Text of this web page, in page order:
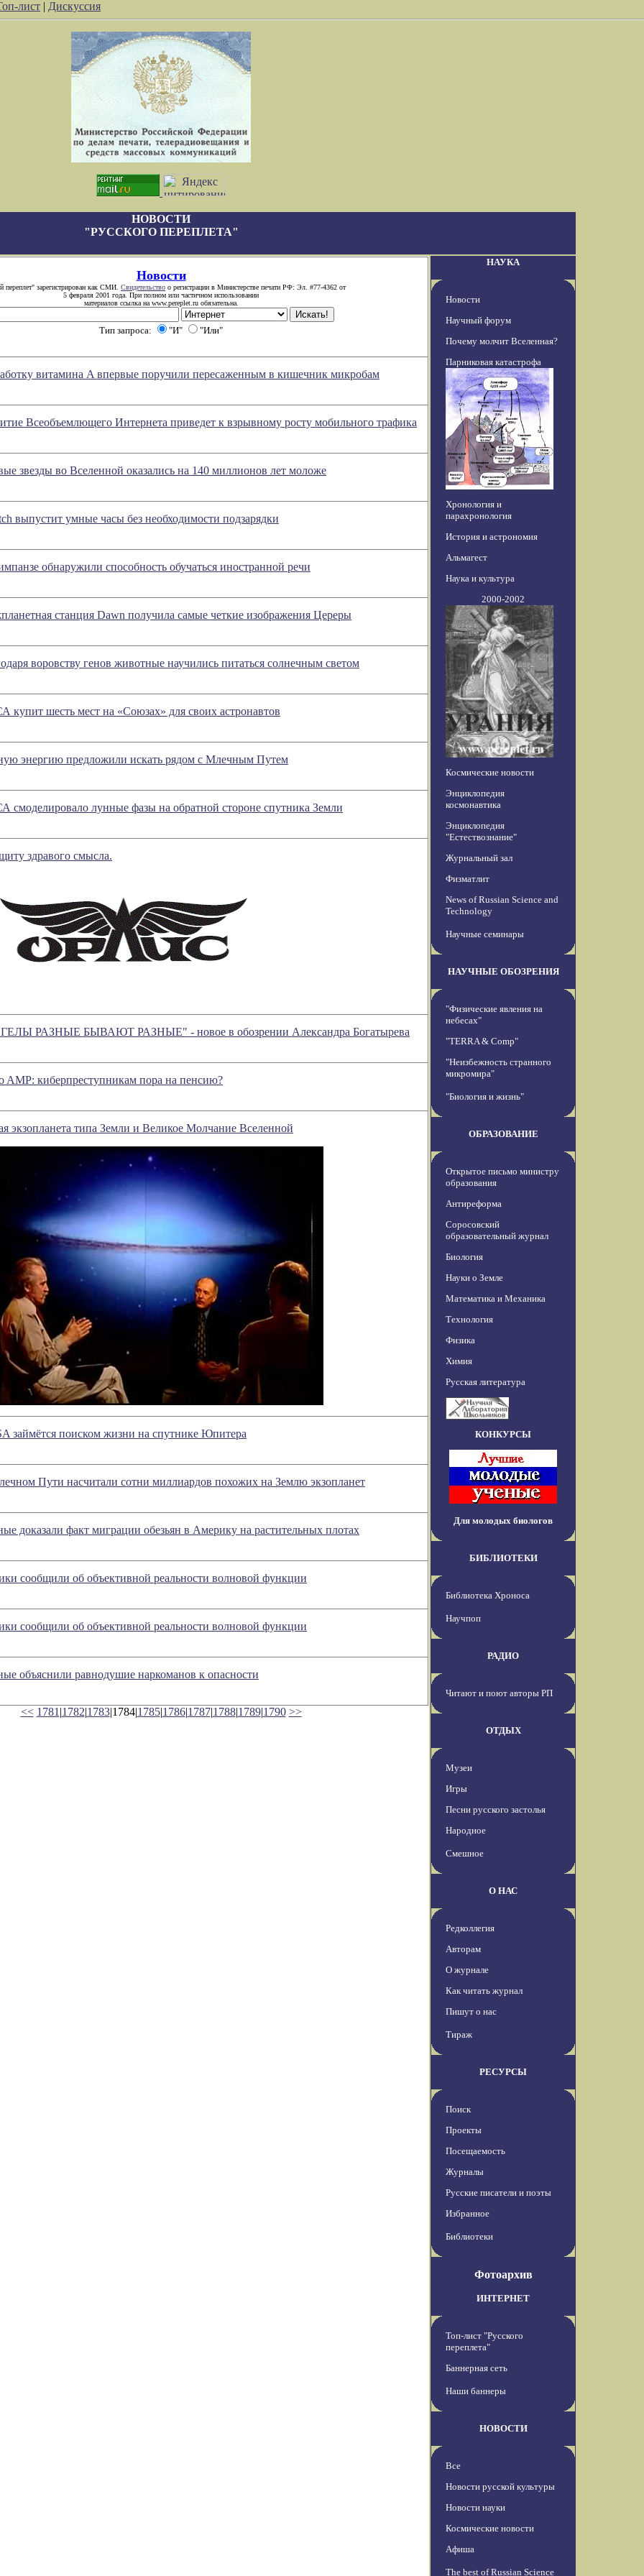
лист | Дискуссия
НОВОСТИ
"РУССКОГО ПЕРЕПЛЕТА"
Новости
переплет" зарегистрирован как СМИ. Свидетельство о регистрации в Министерстве печати РФ: Эл. #77-4362 от
5 февраля 2001 года. При полном или частичном использовании
материалов ссылка на www.pereplet.ru обязательна.
Тип запроса: "И" "Или"
витамина A впервые поручили пересаженным в кишечник микробам
Всеобъемлющего Интернета приведет к взрывному росту мобильного трафика
звезды во Вселенной оказались на 140 миллионов лет моложе
выпустит умные часы без необходимости подзарядки
обнаружили способность обучаться иностранной речи
станция Dawn получила самые четкие изображения Цереры
воровству генов животные научились питаться солнечным светом
купит шесть мест на «Союзах» для своих астронавтов
энергию предложили искать рядом с Млечным Путем
смоделировало лунные фазы на обратной стороне спутника Земли
здравого смысла.
РАЗНЫЕ БЫВАЮТ РАЗНЫЕ" - новое в обозрении Александра Богатырева
AMP: киберпреступникам пора на пенсию?
экзопланета типа Земли и Великое Молчание Вселенной
займётся поиском жизни на спутнике Юпитера
Пути насчитали сотни миллиардов похожих на Землю экзопланет
доказали факт миграции обезьян в Америку на растительных плотах
сообщили об объективной реальности волновой функции
сообщили об объективной реальности волновой функции
объяснили равнодушие наркоманов к опасности
<< 1781 |1782|1783|1784|1785|1786|1787|1788|1789|1790 >>
НАУКА
Новости
Научный форум
Почему молчит Вселенная?
Парниковая катастрофа
Хронология и
парахронология
История и астрономия
Альмагест
Наука и культура
2000-2002
Космические новости
Энциклопедия
космонавтика
Энциклопедия
"Естествознание"
Журнальный зал
Физматлит
News of Russian Science and
Technology
Научные семинары
НАУЧНЫЕ ОБОЗРЕНИЯ
"Физические явления на
небесах"
"TERRA & Comp"
"Неизбежность странного
микромира"
"Биология и жизнь"
ОБРАЗОВАНИЕ
Открытое письмо министру
образования
Антиреформа
Соросовский
образовательный журнал
Биология
Науки о Земле
Математика и Механика
Технология
Физика
Химия
Русская литература
КОНКУРСЫ
Для молодых биологов
БИБЛИОТЕКИ
Библиотека Хроноса
Научпоп
РАДИО
Читают и поют авторы РП
ОТДЫХ
Музеи
Игры
Песни русского застолья
Народное
Смешное
О НАС
Редколлегия
Авторам
О журнале
Как читать журнал
Пишут о нас
Тираж
РЕСУРСЫ
Поиск
Проекты
Посещаемость
Журналы
Русские писатели и поэты
Избранное
Библиотеки
Фотоархив
ИНТЕРНЕТ
Топ-лист "Русского
переплета"
Баннерная сеть
Наши баннеры
НОВОСТИ
Все
Новости русской культуры
Новости науки
Космические новости
Афиша
The best of Russian Science